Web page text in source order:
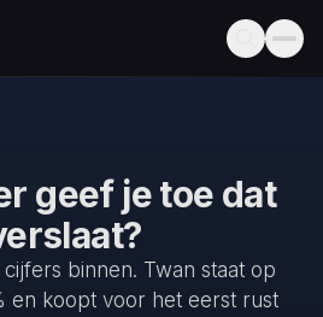
geef je toe dat
binnen. Twan staat op
en koopt voor het eerst rust